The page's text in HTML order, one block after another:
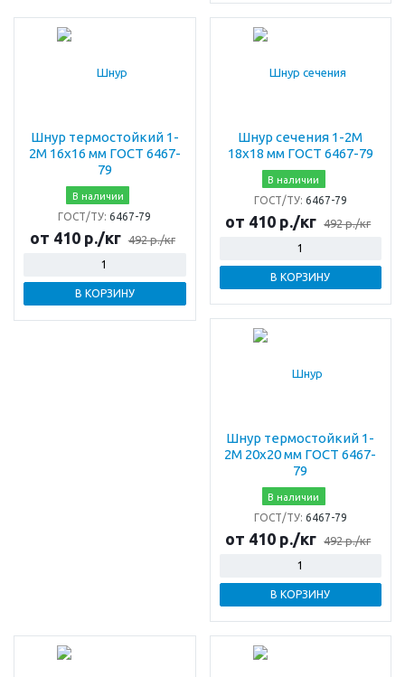
Шнур термостойкий 1-
2М 16х16 мм ГОСТ 6467-
79
В наличии
ГОСТ/ТУ:6467-79
от 410 р./кг 492 р./кг
В КОРЗИНУ
Шнур сечения 1-2М
18х18 мм ГОСТ 6467-79
В наличии
ГОСТ/ТУ: 6467-79
от 410 р./кг 492 р./кг
В КОРЗИНУ
Шнур термостойкий 1-
2М 20х20 мм ГОСТ 6467-
79
В наличии
ГОСТ/ТУ: 6467-79
от 410 р./кг 492 р./кг
В КОРЗИНУ